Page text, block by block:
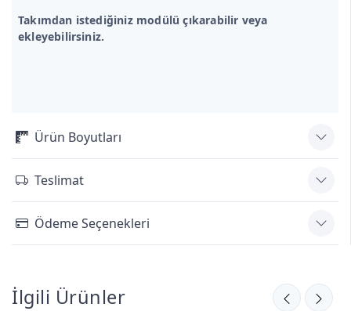
Takımdan istediğiniz modülü çıkarabilir veya
ekleyebilirsiniz.
Ürün Boyutları
Teslimat
Ödeme Seçenekleri
İlgili Ürünler